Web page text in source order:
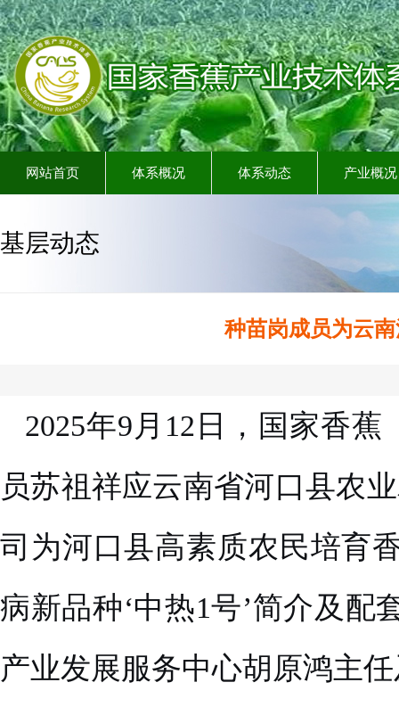
网站首页 体系概况 体系动态 产业概况
基层动态
种苗岗成员为云
2025年9月12日，国家香
员苏祖祥应云南省河口县农
司为河口县高素质农民培育
病新品种‘中热1号’简介及
产业发展服务中心胡原鸿主